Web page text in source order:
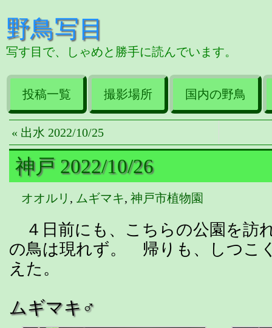
野鳥写目
写す目で、しゃめと勝手に読んでいます。
投稿一覧 撮影場所 国内の野鳥
« 出水 2022/10/25
神戸 2022/10/26
オオルリ , ムギマキ, 神戸市植物園
４日前にも、こちらの公園を訪
の鳥は現れず。 帰りも、しつこ
えた。
ムギマキ♂